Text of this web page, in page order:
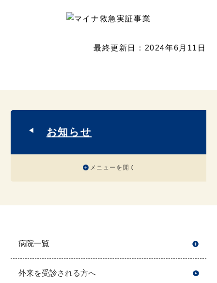
最終更新日：2024年6月11日
お知らせ
メニューを開く
病院一覧
外来を受診される方へ